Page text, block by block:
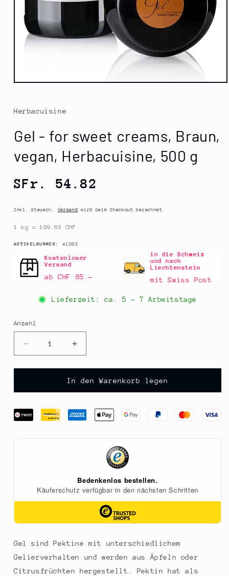
Medien
Modal
öffnen
Herbacuisine
Gel - for sweet creams, Braun,
vegan, Herbacuisine, 500 g
Normaler
SFr. 54.82
Inkl. Steuern.Versand wird beim Checkout berechnet
1 kg = 109.63 CHF
ARTIKELNUMMER: SKU:
41202
Kostenloser
Versand
ab CHF 85.–
in die Schweiz
und nach
Liechtenstein
mit Swiss Post
Lieferzeit: ca. 5 - 7 Arbeitstage
Anzahl
Anzahl
Verringere
die
Menge
Gel
for
sweet
Erhöhe
die
Menge
für
Gel
for
sweet
Herbacuisine,
500
g
In den Warenkorb legen
Gel sind Pektine mit unterschiedlichem
Gelierverhalten und werden aus Äpfeln oder
Citrusfrüchten hergestellt. Pektin hat als